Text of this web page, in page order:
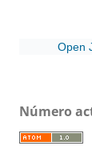
Open
Número